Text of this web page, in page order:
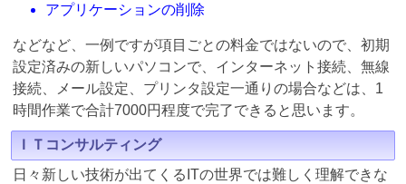
アプリケーションの削除
などなど、一例ですが項目ごとの料金ではないので、初期
設定済みの新しいパソコンで、インターネット接続、無線
接続、メール設定、プリンタ設定一通りの場合などは、1
時間作業で合計7000円程度で完了できると思います。
ＩＴコンサルティング
日々新しい技術が出てくるITの世界では難しく理解できな